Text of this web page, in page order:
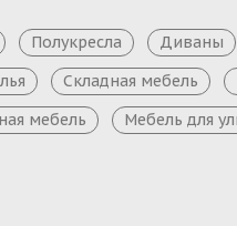
Полукресла Диваны
Складная мебель
мебель
Мебель для